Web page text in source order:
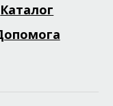
Каталог